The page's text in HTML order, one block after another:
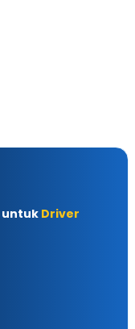
untuk Driver